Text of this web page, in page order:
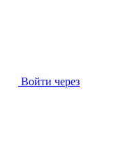
Войти через